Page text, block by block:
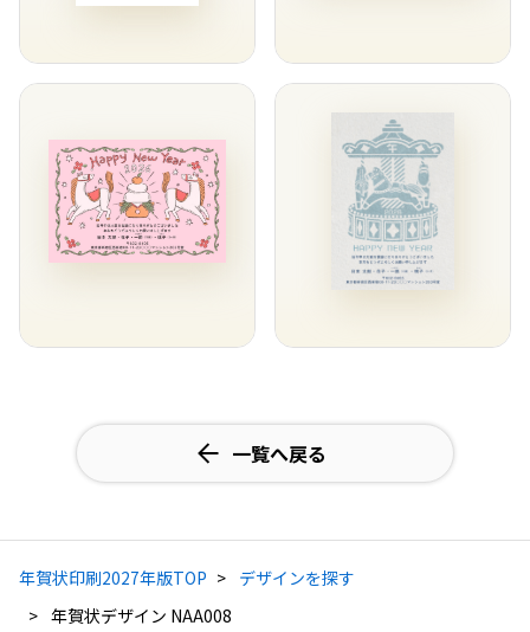
一覧へ戻る
年賀状印刷2027年版TOP
デザインを探す
年賀状デザイン NAA008